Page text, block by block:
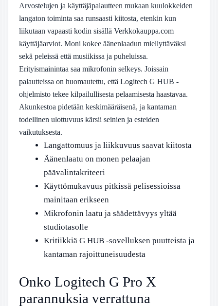
Arvostelujen ja käyttäjäpalautteen mukaan kuulokkeiden
langaton toiminta saa runsaasti kiitosta, etenkin kun
liikutaan vapaasti kodin sisällä Verkkokauppa.com
käyttäjäarviot. Moni kokee äänenlaadun miellyttäväksi
sekä peleissä että musiikissa ja puheluissa.
Erityismainintaa saa mikrofonin selkeys. Joissain
palautteissa on huomautettu, että Logitech G HUB -
ohjelmisto tekee kilpailullisesta pelaamisesta haastavaa.
Akunkestoa pidetään keskimääräisenä, ja kantaman
todellinen ulottuvuus kärsii seinien ja esteiden
vaikutuksesta.
Langattomuus ja liikkuvuus saavat kiitosta
Äänenlaatu on monen pelaajan
päävalintakriteeri
Käyttömukavuus pitkissä pelisessioissa
mainitaan erikseen
Mikrofonin laatu ja säädettävyys yltää
studiotasolle
Kritiikkiä G HUB -sovelluksen puutteista ja
kantaman rajoittuneisuudesta
Onko Logitech G Pro X
parannuksia verrattuna